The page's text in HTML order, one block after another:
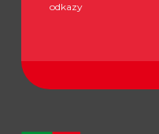
odkazy